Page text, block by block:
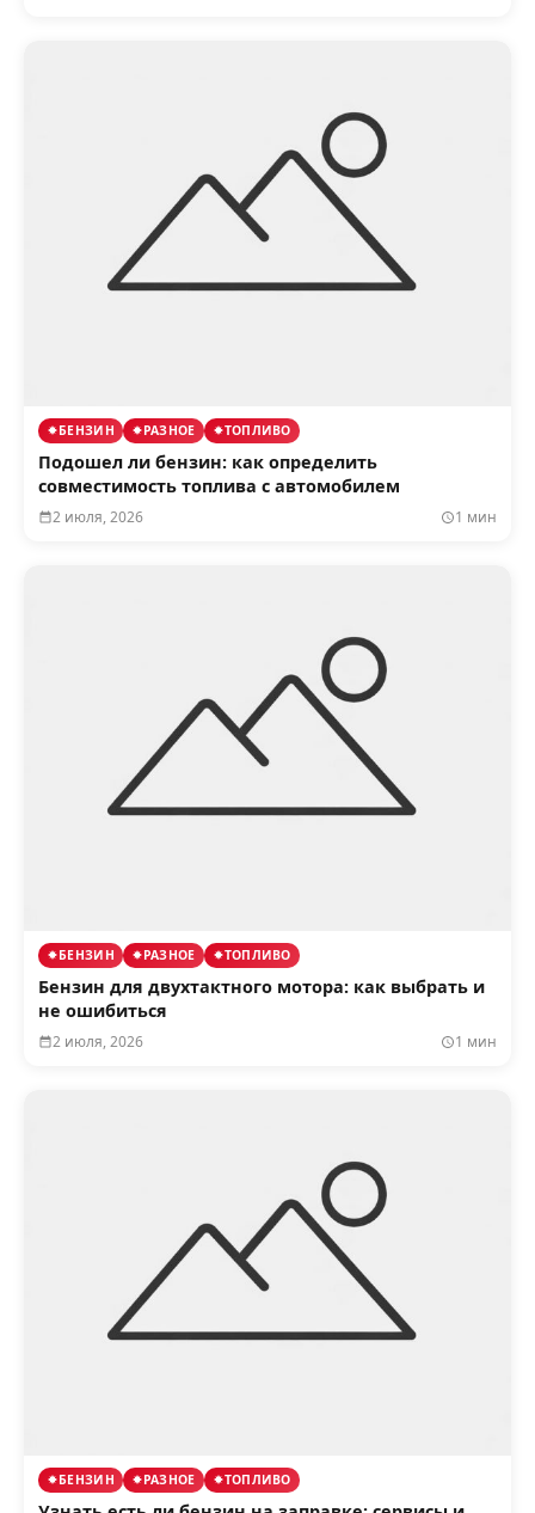
БЕНЗИН РАЗНОЕ ТОПЛИВО
Подошел ли бензин: как определить
совместимость топлива с автомобилем
2 июля, 2026 1 мин
БЕНЗИН РАЗНОЕ ТОПЛИВО
Бензин для двухтактного мотора: как выбрать и
не ошибиться
2 июля, 2026 1 мин
БЕНЗИН РАЗНОЕ ТОПЛИВО